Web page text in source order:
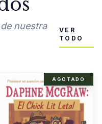
nuestra
VER
TODO
AGOTADO